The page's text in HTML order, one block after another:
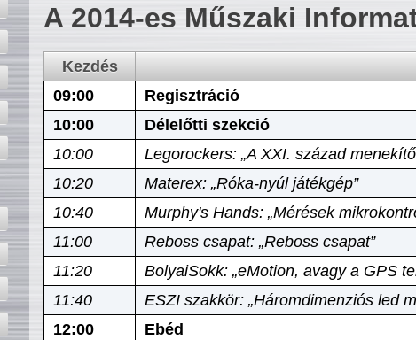
A 2014-es Műszaki
Kezdés
09:00
Regisztráció
10:00
Délelőtti szekció
10:00
Legorockers: „A XXI. század
10:20
Materex: „Róka-nyúl játékgép”
10:40
Murphy's Hands: „Mérések
11:00
Reboss csapat: „Reboss csapat”
11:20
BolyaiSokk: „eMotion, avagy a GPS
11:40
ESZI szakkör: „Háromdimenziós led
12:00
Ebéd